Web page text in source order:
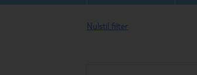
Nulstil filter